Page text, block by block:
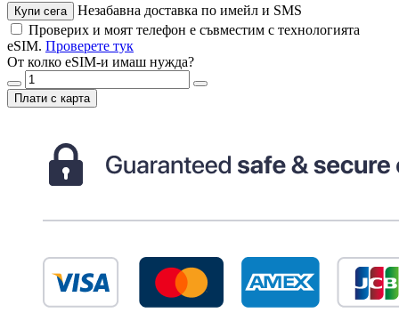
Купи сега
Незабавна доставка по имейл и SMS
Проверих и моят телефон е съвместим с технологията
eSIM. Проверете тук
От колко eSIM-и имаш нужда?
Плати с карта